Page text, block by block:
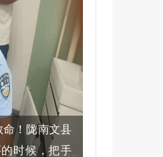
命！陇南文县
时候，把手